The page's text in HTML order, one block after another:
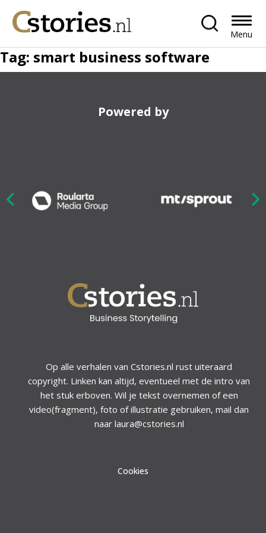
Menu
Tag: smart business software
Powered by
Op alle verhalen van Cstories.nl rust uiteraard
copyright. Linken kan altijd, eventueel met de intro van
het stuk erboven. Wil je tekst overnemen of een
video(fragment), foto of illustratie gebruiken, mail dan
naar laura@cstories.nl
Cookies